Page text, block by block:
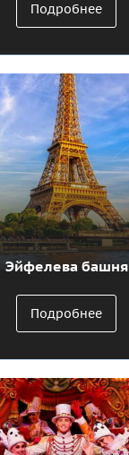
Подробнее
Эйфелева башня
Подробнее